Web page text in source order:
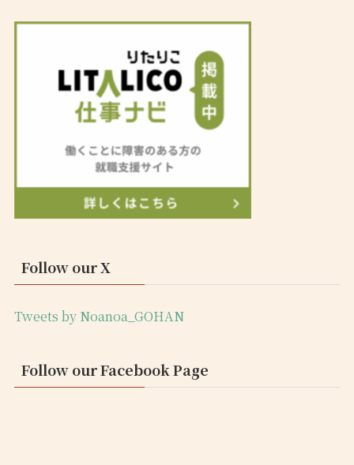
Follow our X
Tweets by Noanoa_GOHAN
Follow our Facebook Page